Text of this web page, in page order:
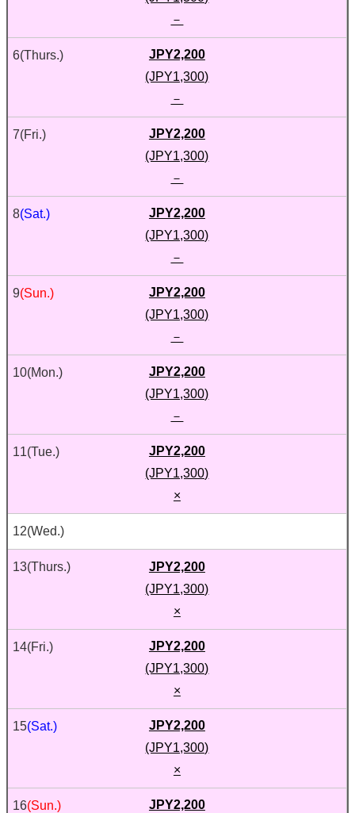
－
6(Thurs.)
JPY2,200
(JPY1,300)
－
7(Fri.)
JPY2,200
(JPY1,300)
－
8(Sat.)
JPY2,200
(JPY1,300)
－
9(Sun.)
JPY2,200
(JPY1,300)
－
10(Mon.)
JPY2,200
(JPY1,300)
－
11(Tue.)
JPY2,200
(JPY1,300)
×
12(Wed.)
13(Thurs.)
JPY2,200
(JPY1,300)
×
14(Fri.)
JPY2,200
(JPY1,300)
×
15(Sat.)
JPY2,200
(JPY1,300)
×
16(Sun.)
JPY2,200